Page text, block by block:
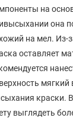
на
она
на мел. Из-
оставляет
мягкий
краски.
выглядеть